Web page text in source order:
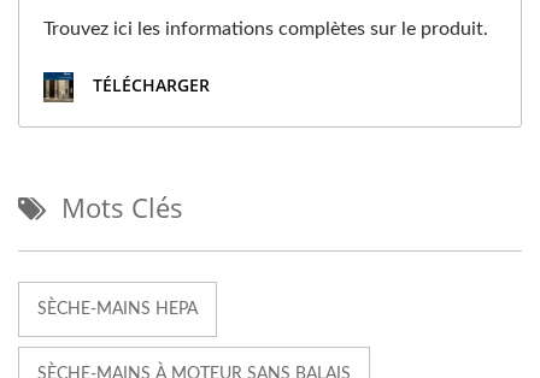
Trouvez ici les informations complètes sur le produit.
TÉLÉCHARGER
Mots Clés
SÈCHE-MAINS HEPA
SÈCHE-MAINS À MOTEUR SANS BALAIS